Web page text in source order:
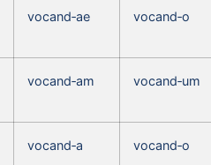
vocand‑ae vocand‑o
vocand‑am vocand‑um
vocand‑a vocand‑o